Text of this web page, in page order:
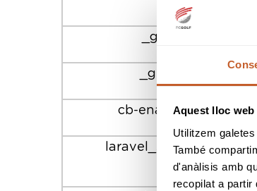
Aquest lloc
Utilitzem
També
d'anàlisis amb
recopilat a
_ga
_gid
cb-enabled
laravel_session